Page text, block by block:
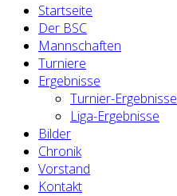
Startseite
Der BSC
Mannschaften
Turniere
Ergebnisse
Turnier-Ergebnisse
Liga-Ergebnisse
Bilder
Chronik
Vorstand
Kontakt